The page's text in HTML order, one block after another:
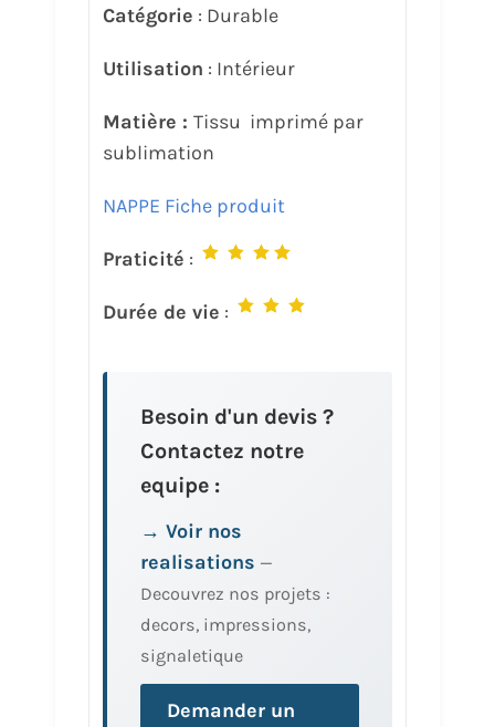
Catégorie : Durable
Utilisation : Intérieur
Matière : Tissu imprimé par
sublimation
NAPPE Fiche produit
Praticité :
Durée de vie :
Besoin d'un devis ?
Contactez notre
equipe :
→ Voir nos
realisations —
Decouvrez nos projets :
decors, impressions,
signaletique
Demander un